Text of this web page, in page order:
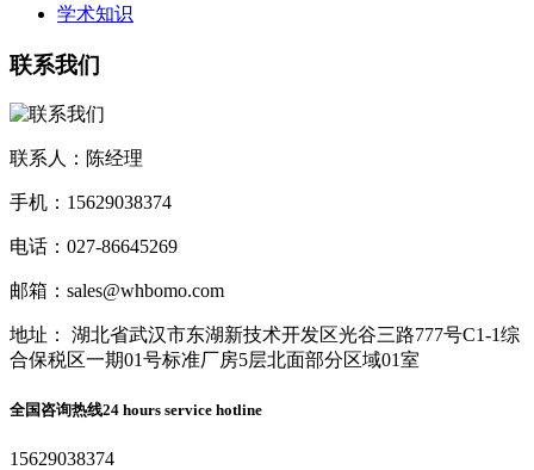
学术知识
联系我们
联系人：陈经理
手机：15629038374
电话：027-86645269
邮箱：sales@whbomo.com
地址： 湖北省武汉市东湖新技术开发区光谷三路777号C1-1综
合保税区一期01号标准厂房5层北面部分区域01室
全国咨询热线24 hours service hotline
15629038374